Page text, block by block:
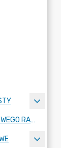
AKTY PRAWA MIEJSCOWEGO RADY POWIATU ZGORZELECKIEGO